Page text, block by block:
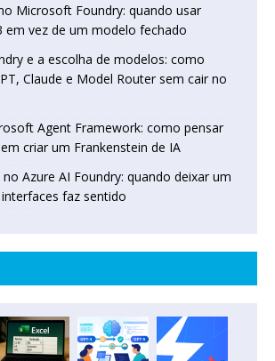
Microsoft Foundry: quando usar
em vez de um modelo fechado
e a escolha de modelos: como
Claude e Model Router sem cair no
Agent Framework: como pensar
criar um Frankenstein de IA
Azure AI Foundry: quando deixar um
faz sentido